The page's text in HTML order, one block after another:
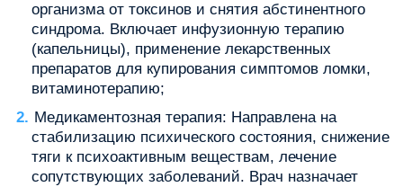
организма от токсинов и снятия абстинентного
синдрома. Включает инфузионную терапию
(капельницы), применение лекарственных
препаратов для купирования симптомов ломки,
витаминотерапию;
Медикаментозная терапия: Направлена на
стабилизацию психического состояния, снижение
тяги к психоактивным веществам, лечение
сопутствующих заболеваний. Врач назначает